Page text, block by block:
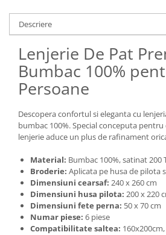
Descriere
Lenjerie De Pat
Bumbac 100%
Persoane
Descopera confortul si eleganta cu
bumbac 100%. Special conceputa
lenjerie aduce un plus de rafinament
Material: Bumbac 100%, satinat 200
Broderie: Aplicata pe husa de pilota
Dimensiuni cearsaf: 240 x 260 cm
Dimensiuni husa pilota: 200 x 220
Dimensiuni fete perna: 50 x 70 cm
Numar piese: 6 piese
Compatibilitate saltea: